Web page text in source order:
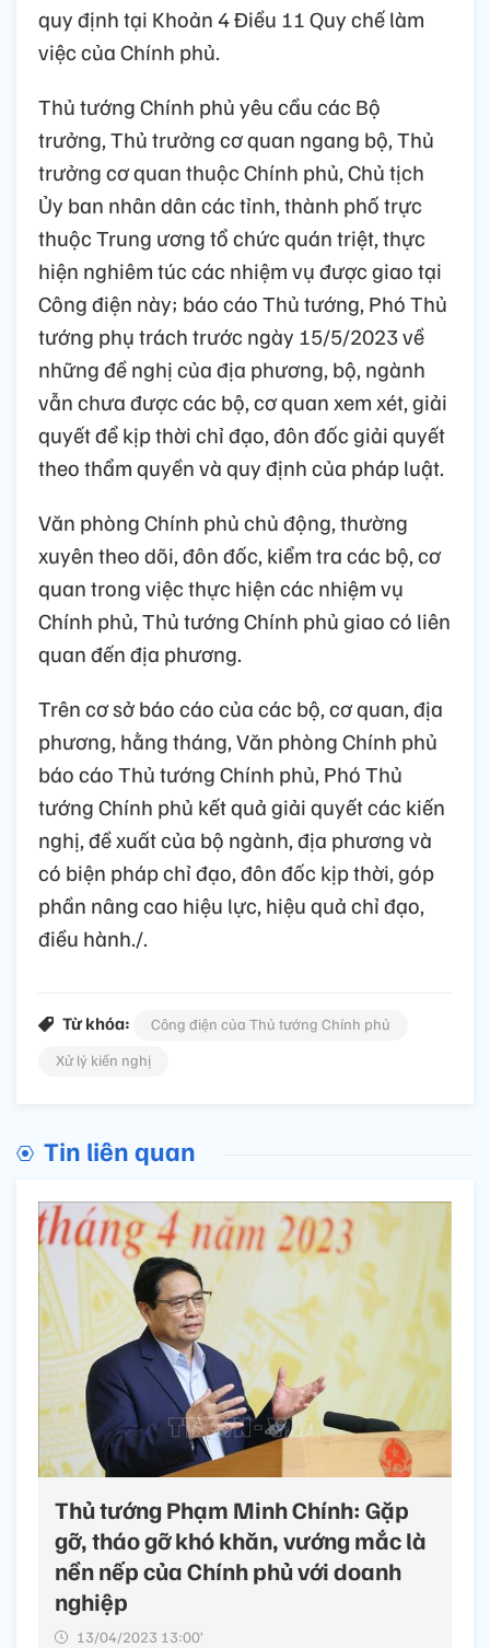
quy định tại Khoản 4 Điều 11 Quy chế làm
việc của Chính phủ.
Thủ tướng Chính phủ yêu cầu các Bộ
trưởng, Thủ trưởng cơ quan ngang bộ, Thủ
trưởng cơ quan thuộc Chính phủ, Chủ tịch
Ủy ban nhân dân các tỉnh, thành phố trực
thuộc Trung ương tổ chức quán triệt, thực
hiện nghiêm túc các nhiệm vụ được giao tại
Công điện này; báo cáo Thủ tướng, Phó Thủ
tướng phụ trách trước ngày 15/5/2023 về
những đề nghị của địa phương, bộ, ngành
vẫn chưa được các bộ, cơ quan xem xét, giải
quyết để kịp thời chỉ đạo, đôn đốc giải quyết
theo thẩm quyền và quy định của pháp luật.
Văn phòng Chính phủ chủ động, thường
xuyên theo dõi, đôn đốc, kiểm tra các bộ, cơ
quan trong việc thực hiện các nhiệm vụ
Chính phủ, Thủ tướng Chính phủ giao có liên
quan đến địa phương.
Trên cơ sở báo cáo của các bộ, cơ quan, địa
phương, hằng tháng, Văn phòng Chính phủ
báo cáo Thủ tướng Chính phủ, Phó Thủ
tướng Chính phủ kết quả giải quyết các kiến
nghị, đề xuất của bộ ngành, địa phương và
có biện pháp chỉ đạo, đôn đốc kịp thời, góp
phần nâng cao hiệu lực, hiệu quả chỉ đạo,
điều hành./.
Từ khóa:
Công điện của Thủ tướng Chính phủ
Xử lý kiến nghị
Tin liên quan
Thủ tướng Phạm Minh Chính: Gặp
gỡ, tháo gỡ khó khăn, vướng mắc là
nền nếp của Chính phủ với doanh
nghiệp
13/04/2023 13:00’